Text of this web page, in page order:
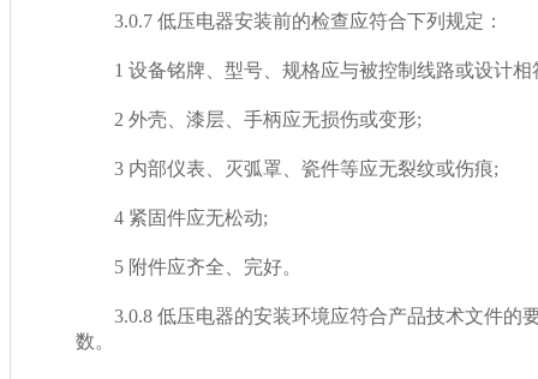
3.0.7 低压电器安装前的检查应符合下列规定：
1 设备铭牌、型号、规格应与被控制线路或设计相
2 外壳、漆层、手柄应无损伤或变形;
3 内部仪表、灭弧罩、瓷件等应无裂纹或伤痕;
4 紧固件应无松动;
5 附件应齐全、完好。
3.0.8 低压电器的安装环境应符合产品技术文件的要
数。